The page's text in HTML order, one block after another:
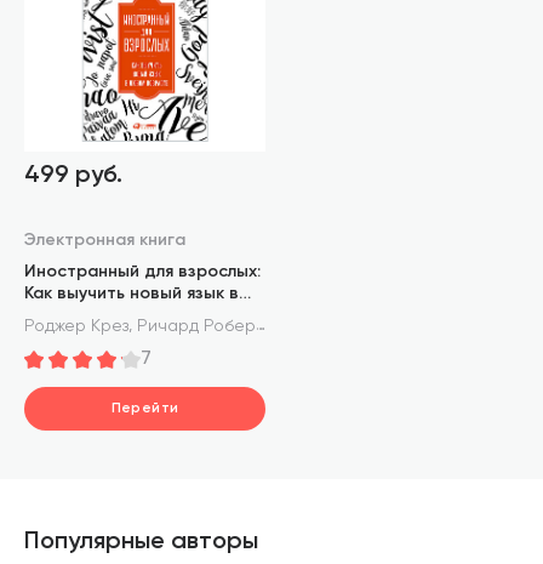
499 руб.
Электронная книга
Иностранный для взрослых:
Как выучить новый язык в
любом возрасте
Роджер Крез, Ричард Робертс
7
Перейти
Популярные авторы